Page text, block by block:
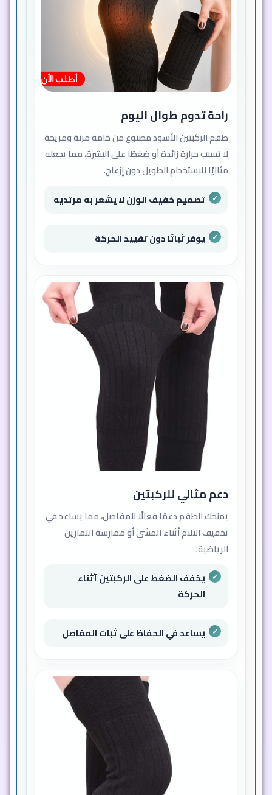
راحة تدوم طوال اليوم
طقم الركبتين الأسود مصنوع من خامة مرنة ومريحة
لا تسبب حرارة زائدة أو ضغطًا على البشرة، مما يجعله
مثاليًا للاستخدام الطويل دون إزعاج.
تصميم خفيف الوزن لا يشعر به مرتديه
يوفر ثباتًا دون تقييد الحركة
دعم مثالي للركبتين
يمنحك الطقم دعمًا فعالًا للمفاصل، مما يساعد في
تخفيف الآلام أثناء المشي أو ممارسة التمارين
الرياضية.
يخفف الضغط على الركبتين أثناء
الحركة
يساعد في الحفاظ على ثبات المفاصل